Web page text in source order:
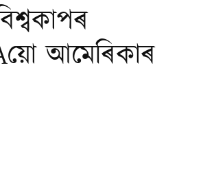
আমেৰিকাৰ